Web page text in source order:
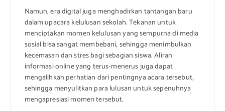
Namun, era digital juga menghadirkan tantangan baru
dalam upacara kelulusan sekolah. Tekanan untuk
menciptakan momen kelulusan yang sempurna di media
sosial bisa sangat membebani, sehingga menimbulkan
kecemasan dan stres bagi sebagian siswa. Aliran
informasi online yang terus-menerus juga dapat
mengalihkan perhatian dari pentingnya acara tersebut,
sehingga menyulitkan para lulusan untuk sepenuhnya
mengapresiasi momen tersebut.